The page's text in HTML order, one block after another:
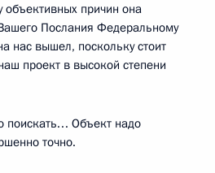
объективных причин она
Послания Федеральному
нас вышел, поскольку стоит
проект в высокой степени
поискать… Объект надо
точно.